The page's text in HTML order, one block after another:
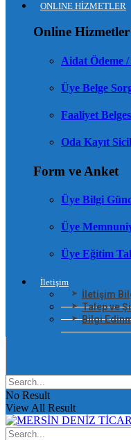
ONLINE HİZMETLER
Online Hizmetler
Aidat Ödeme
Üye Belge
Faaliyet
Oda Kayıt
Form ve Anket
Üye Bilgi
Üye
Üye Eğitim
İletişim
İletişim
Talep ve
Bilgi
No Result
View All Result